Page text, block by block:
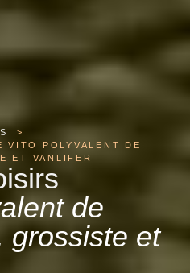
POLYVALENT DE
ET VANLIFER
de
grossiste et